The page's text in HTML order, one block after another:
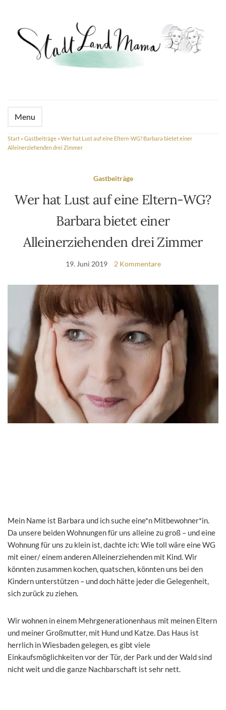
Menu
Start » Gastbeiträge » Wer hat Lust auf eine Eltern-WG? Barbara bietet einer
Alleinerziehenden drei Zimmer
Gastbeiträge
Wer hat Lust auf eine Eltern-WG?
Barbara bietet einer
Alleinerziehenden drei Zimmer
19. Juni 2019 2 Kommentare
Mein Name ist Barbara und ich suche eine*n Mitbewohner*in.
Da unsere beiden Wohnungen für uns alleine zu groß – und eine
Wohnung für uns zu klein ist, dachte ich: Wie toll wäre eine WG
mit einer/ einem anderen Alleinerziehenden mit Kind. Wir
könnten zusammen kochen, quatschen, könnten uns bei den
Kindern unterstützen – und doch hätte jeder die Gelegenheit,
sich zurück zu ziehen.
Wir wohnen in einem Mehrgenerationenhaus mit meinen Eltern
und meiner Großmutter, mit Hund und Katze. Das Haus ist
herrlich in Wiesbaden gelegen, es gibt viele
Einkaufsmöglichkeiten vor der Tür, der Park und der Wald sind
nicht weit und die ganze Nachbarschaft ist sehr nett.